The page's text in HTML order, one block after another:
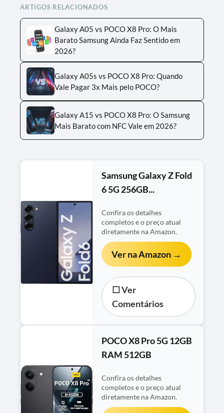
ARTIGOS RELACIONADOS
Galaxy A05 vs POCO X8 Pro: O Mais
Barato Samsung Ainda Faz Sentido em
2026?
Galaxy A05s vs POCO X8 Pro: Quando
Vale Pagar 3x Mais pelo POCO?
Galaxy A15 vs POCO X8 Pro: O Samsung
Mais Barato com NFC Vale em 2026?
Samsung Galaxy Z Fold
6 5G 256GB...
Confira os detalhes
completos e o preço atual
diretamente na Amazon.
Ver na Amazon →
☐ Ver
Comentários
POCO X8 Pro 5G 12GB
RAM 512GB
Confira os detalhes
completos e o preço atual
diretamente na Amazon.